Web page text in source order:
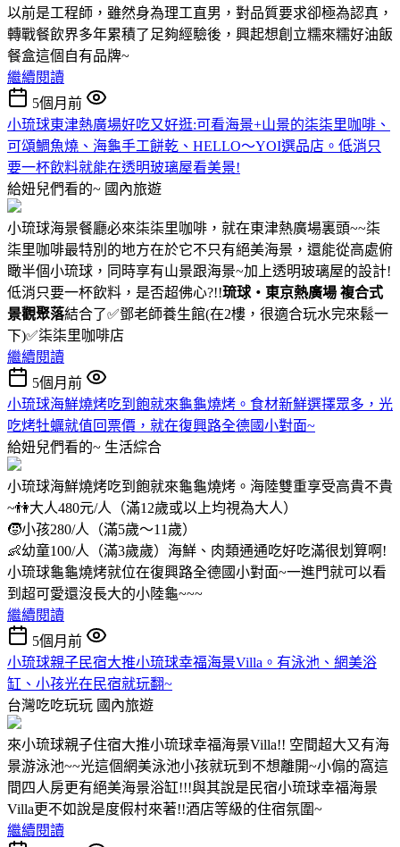
以前是工程師，雖然身為理工直男，對品質要求卻極為認真，
轉戰餐飲界多年累積了足夠經驗後，興起想創立糯來糯好油飯
餐盒這個自有品牌~
繼續閱讀
5個月前
小琉球東津熱廣場好吃又好逛:可看海景+山景的柒柒里咖啡、
可頌鯛魚燒、海龜手工餅乾、HELLO～YOI選品店。低消只
要一杯飲料就能在透明玻璃屋看美景!
給妞兒們看的~ 國內旅遊
小琉球海景餐廳必來柒柒里咖啡，就在東津熱廣場裏頭~~柒
柒里咖啡最特別的地方在於它不只有絕美海景，還能從高處俯
瞰半個小琉球，同時享有山景跟海景~加上透明玻璃屋的設計!
低消只要一杯飲料，是否超佛心?!!琉球・東京熱廣場 複合式
景觀聚落結合了✅️鄧老師養生館(在2樓，很適合玩水完來鬆一
下)✅️柒柒里咖啡店
繼續閱讀
5個月前
小琉球海鮮燒烤吃到飽就來龜龜燒烤。食材新鮮選擇眾多，光
吃烤牡蠣就值回票價，就在復興路全德國小對面~
給妞兒們看的~ 生活綜合
小琉球海鮮燒烤吃到飽就來龜龜燒烤。海陸雙重享受高貴不貴
~👫大人480元/人（滿12歲或以上均視為大人）
🧒小孩280/人（滿5歲～11歲）
👶幼童100/人（滿3歲歲）海鮮、肉類通通吃好吃滿很划算啊!
小琉球龜龜燒烤就位在復興路全德國小對面~一進門就可以看
到超可愛還沒長大的小陸龜~~~
繼續閱讀
5個月前
小琉球親子民宿大推小琉球幸福海景Villa。有泳池、網美浴
缸、小孩光在民宿就玩翻~
台灣吃吃玩玩 國內旅遊
來小琉球親子住宿大推小琉球幸福海景Villa!! 空間超大又有海
景游泳池~~光這個網美泳池小孩就玩到不想離開~小傓的窩這
間四人房更有絕美海景浴缸!!!與其說是民宿小琉球幸福海景
Villa更不如說是度假村來著!!酒店等級的住宿氛圍~
繼續閱讀